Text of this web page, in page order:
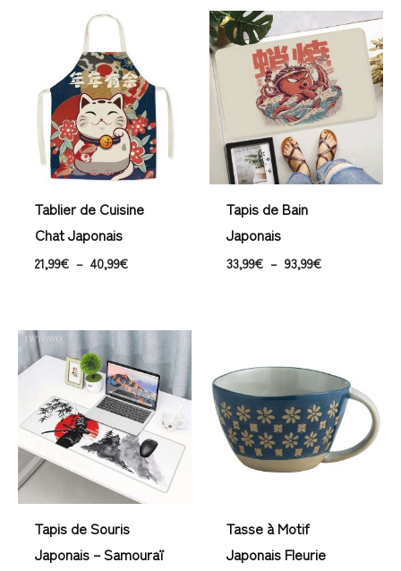
Tablier de Cuisine
Chat Japonais
21,99€ – 40,99€
prix :
21,99€
à
40,99€
Tapis de Bain
Japonais
33,99€ – 93,99€
de
prix :
33,99€
à
93,99€
Tapis de Souris
Japonais – Samouraï
Plage
de
prix :
33,99€
à
43,99€
Tasse à Motif
Japonais Fleurie